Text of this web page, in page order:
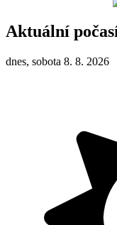
Aktuální
dnes, sobota 8. 8. 2026